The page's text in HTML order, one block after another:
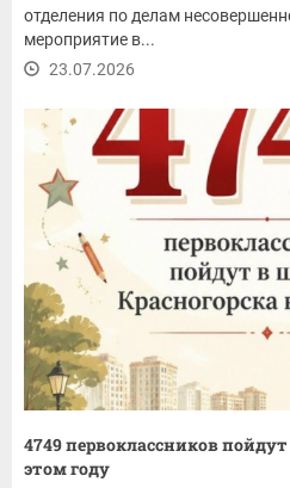
отделения по делам
мероприятие в...
23.07.2026
4749 первоклассников
этом году